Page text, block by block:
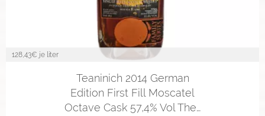
128,43€ je liter
Teaninich 2014 German
Edition First Fill Moscatel
Octave Cask 57,4% Vol The…